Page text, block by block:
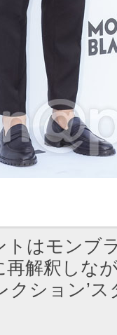
トはモンブ
再解釈しな
クション’ス